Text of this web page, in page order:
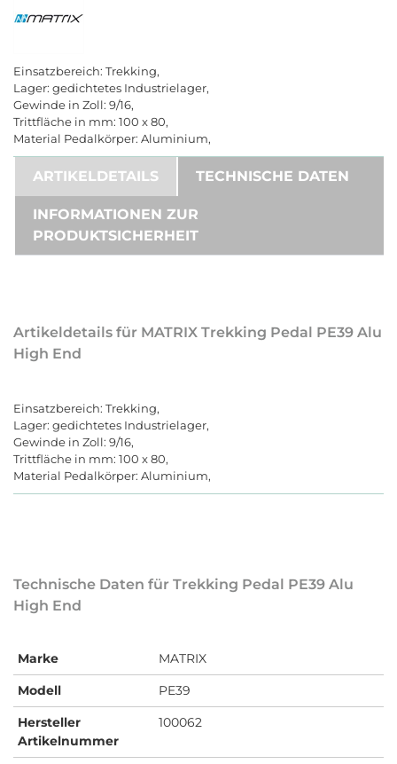
Einsatzbereich: Trekking,
Lager: gedichtetes Industrielager,
Gewinde in Zoll: 9/16,
Trittfläche in mm: 100 x 80,
Material Pedalkörper: Aluminium,
ARTIKELDETAILS TECHNISCHE DATEN
INFORMATIONEN ZUR
PRODUKTSICHERHEIT
Artikeldetails für MATRIX Trekking Pedal PE39 Alu
High End
Einsatzbereich: Trekking,
Lager: gedichtetes Industrielager,
Gewinde in Zoll: 9/16,
Trittfläche in mm: 100 x 80,
Material Pedalkörper: Aluminium,
Technische Daten für Trekking Pedal PE39 Alu
High End
Marke
MATRIX
Modell
PE39
Hersteller
Artikelnummer
100062